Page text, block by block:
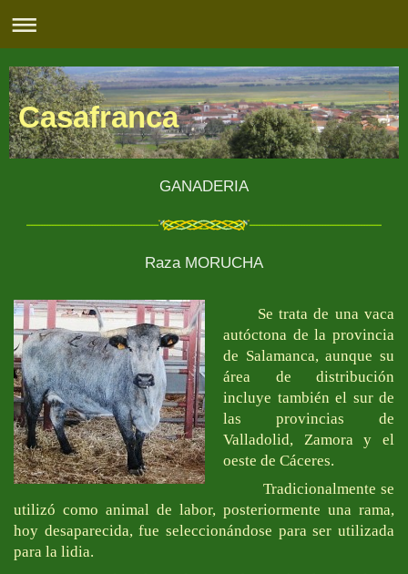
Casafranca
GANADERIA
Raza MORUCHA
Se trata de una vaca
autóctona de la provincia
de Salamanca, aunque su
área de distribución
incluye también el sur de
las provincias de
Valladolid, Zamora y el
oeste de Cáceres.
Tradicionalmente se
utilizó como animal de labor, posteriormente una rama,
hoy desaparecida, fue seleccionándose para ser utilizada
para la lidia.